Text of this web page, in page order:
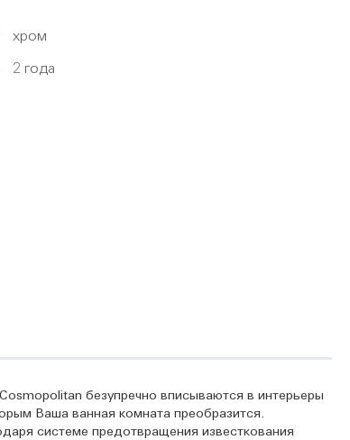
хром
2 года
безупречно вписываются в интерьеры
Ваша ванная комната преобразится.
системе предотвращения известкования